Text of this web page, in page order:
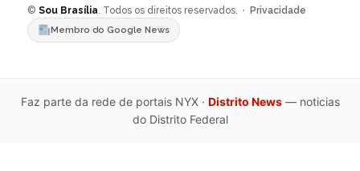
© Sou Brasília. Todos os direitos reservados. · Privacidade
Membro do Google News
Faz parte da rede de portais NYX · Distrito News— noticias
do Distrito Federal